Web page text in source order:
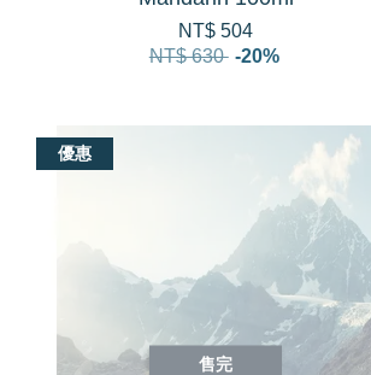
NT$ 504
NT$ 630 -20%
優惠
售完